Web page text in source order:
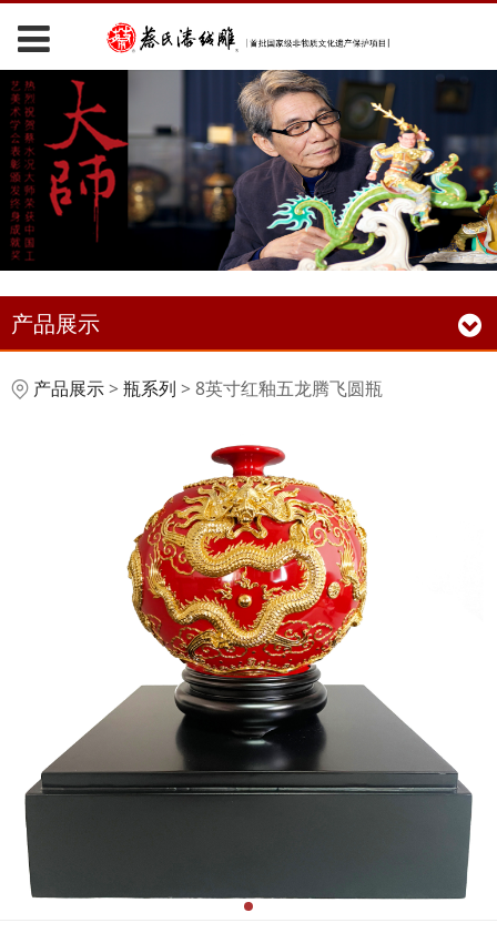
产品展示
8英寸红釉五龙腾飞圆瓶
产品展示> 瓶系列 > 8英寸红釉五龙腾飞圆瓶